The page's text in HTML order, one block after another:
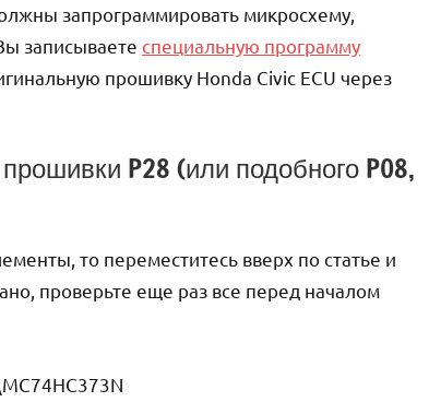
запрограммировать микросхему,
записываете специальную программу
прошивку Honda Civic ECU через
P28 (или подобного P08,
то переместитесь вверх по статье и
проверьте еще раз все перед началом